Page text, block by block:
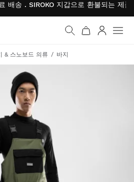
배송 . SIROKO 지갑으로 환불되는 제
이동
& 스노보드 의류 바지